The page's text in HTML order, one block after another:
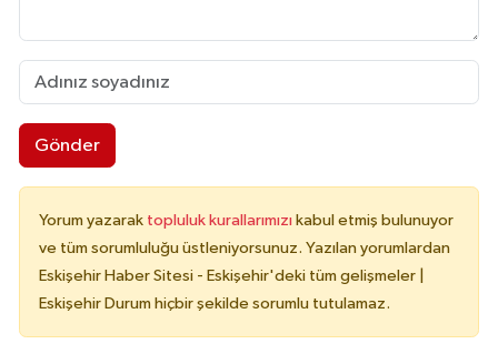
Gönder
Yorum yazarak topluluk kurallarımızı kabul etmiş bulunuyor
ve tüm sorumluluğu üstleniyorsunuz. Yazılan yorumlardan
Eskişehir Haber Sitesi - Eskişehir'deki tüm gelişmeler |
Eskişehir Durum hiçbir şekilde sorumlu tutulamaz.